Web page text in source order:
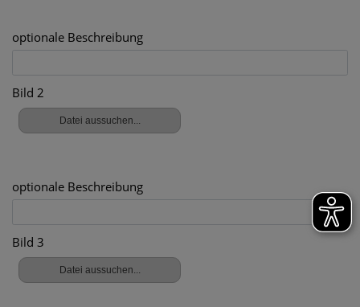
optionale Beschreibung
Bild 2
optionale Beschreibung
Bild 3